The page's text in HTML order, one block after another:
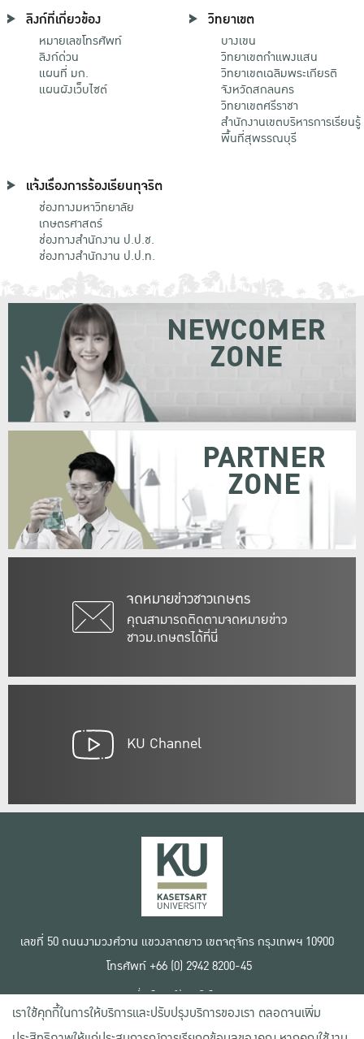
ลิงก์ที่เกี่ยวข้อง
หมายเลขโทรศัพท์
ลิงก์ด่วน
แผนที่ มก.
แผนผังเว็บไซต์
วิทยาเขต
บางเขน
วิทยาเขตกําแพงแสน
วิทยาเขตเฉลิมพระเกียรติ
จังหวัดสกลนคร
วิทยาเขตศรีราชา
สำนักงานเขตบริหารการเรียนรู้
พื้นที่สุพรรณบุรี
แจ้งเรื่องการร้องเรียนทุจริต
ช่องทางมหาวิทยาลัย
เกษตรศาสตร์
ช่องทางสำนักงาน ป.ป.ช.
ช่องทางสำนักงาน ป.ป.ท.
จดหมายข่าวชาวเกษตร
คุณสามารถติดตามจดหมายข่าว
ชาวม.เกษตรได้ที่นี่
NEWCOMER
ZONE
PARTNER
ZONE
KU Channel
เลขที่ 50 ถนนงามวงศ์วาน แขวงลาดยาว เขตจตุจักร กรุงเทพฯ 10900
โทรศัพท์ +66 (0) 2942 8200-45
เงื่อนไขการใช้งานเว็บไซต์
ข้อตกลงด้านสิทธิ์ใช้งาน
นโยบายความเป็นส่วนตัว
เราใช้คุกกี้ในการให้บริการและปรับปรุงบริการของเรา ตลอดจนเพิ่ม